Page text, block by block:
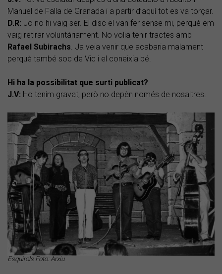
Manuel de Falla de Granada i a partir d’aquí tot es va torçar.
D.R: Jo no hi vaig ser. El disc el van fer sense mi, perquè em
vaig retirar voluntàriament. No volia tenir tractes amb
Rafael Subirachs. Ja veia venir que acabaria malament
perquè també soc de Vic i el coneixia bé.
Hi ha la possibilitat que surti publicat?
J.V: Ho tenim gravat, però no depèn només de nosaltres.
Esquirols Foto: Arxiu